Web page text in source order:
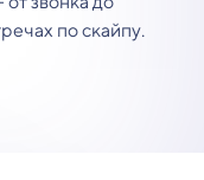
по скайпу.